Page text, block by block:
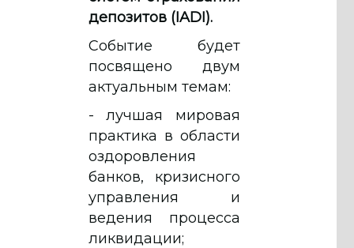
депозитов (IADI).
Событие будет
посвящено двум
актуальным темам:
- лучшая мировая
практика в области
оздоровления
банков, кризисного
управления и
ведения процесса
ликвидации;